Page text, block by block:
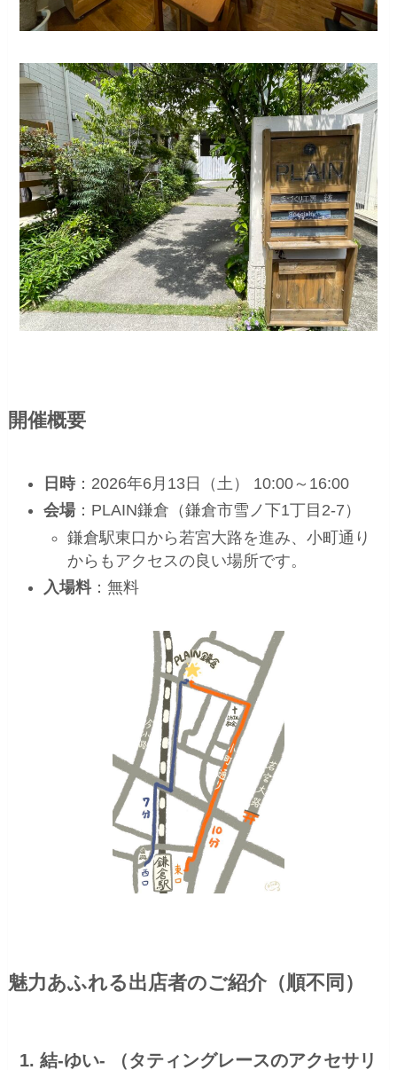
開催概要
日時：2026年6月13日（土） 10:00～16:00
会場：PLAIN鎌倉（鎌倉市雪ノ下1丁目2-7）
鎌倉駅東口から若宮大路を進み、小町通り
からもアクセスの良い場所です。
入場料：無料
魅力あふれる出店者のご紹介（順不同）
1. 結-ゆい- （タティングレースのアクセサリ